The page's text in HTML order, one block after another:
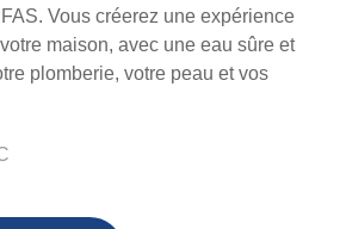
Vous créerez une expérience
maison, avec une eau sûre et
plomberie, votre peau et vos